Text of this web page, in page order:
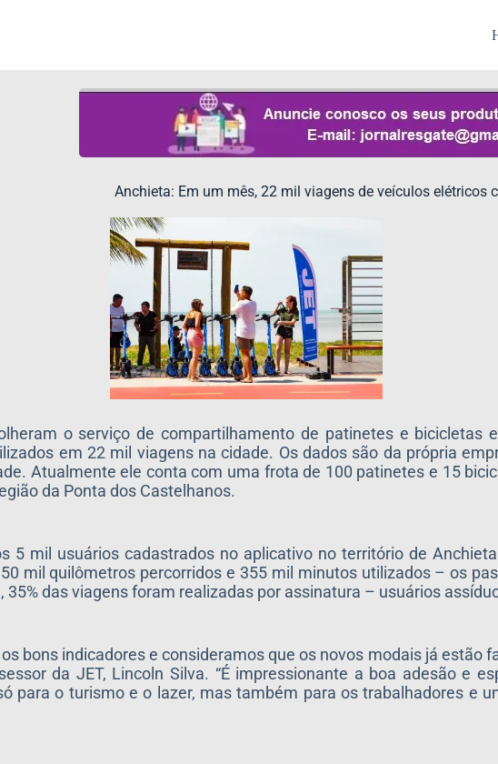
Anchieta: Em um mês, 22 mil viagens de veículos elétricos
o serviço de compartilhamento de patinetes e bicicletas
em 22 mil viagens na cidade. Os dados são da própria
Atualmente ele conta com uma frota de 100 patinetes e 15
da Ponta dos Castelhanos.
5 mil usuários cadastrados no aplicativo no território de
mil quilômetros percorridos e 355 mil minutos utilizados – os
35% das viagens foram realizadas por assinatura – usuários
bons indicadores e consideramos que os novos modais já estão
da JET, Lincoln Silva. “É impressionante a boa adesão e
para o turismo e o lazer, mas também para os trabalhadores e